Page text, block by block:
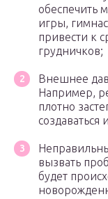
обеспечить
игры,
привести к
грудничков;
Внешнее
Например,
плотно
вызвать
будет